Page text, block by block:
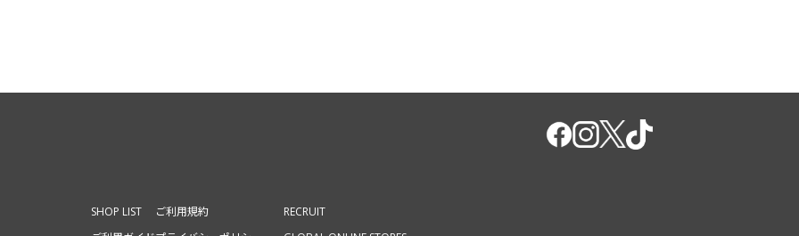
SHOP LIST
ご利用規約
RECRUIT